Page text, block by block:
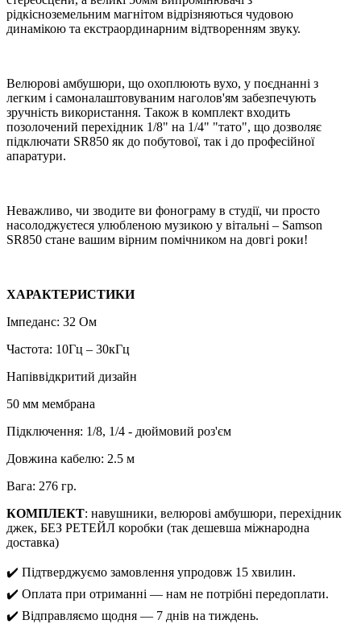
рідкісноземельним магнітом відрізняються чудовою
динамікою та екстраординарним відтворенням звуку.
Велюрові амбушюри, що охоплюють вухо, у поєднанні з
легким і самоналаштовуваним наголов'ям забезпечують
зручність використання. Також в комплект входить
позолочений перехідник 1/8" на 1/4" "тато", що дозволяє
підключати SR850 як до побутової, так і до професійної
апаратури.
Неважливо, чи зводите ви фонограму в студії, чи просто
насолоджуєтеся улюбленою музикою у вітальні – Samson
SR850 стане вашим вірним помічником на довгі роки!
ХАРАКТЕРИСТИКИ
Імпеданс: 32 Ом
Частота: 10Гц – 30кГц
Напіввідкритий дизайн
50 мм мембрана
Підключення: 1/8, 1/4 - дюймовий роз'єм
Довжина кабелю: 2.5 м
Вага: 276 гр.
КОМПЛЕКТ: навушники, велюрові амбушюри, перехідник
джек, БЕЗ РЕТЕЙЛ коробки (так дешевша міжнародна
доставка)
✔️ Підтверджуємо замовлення упродовж 15 хвилин.
✔️ Оплата при отриманні — нам не потрібні передоплати.
✔️ Відправляємо щодня — 7 днів на тиждень.